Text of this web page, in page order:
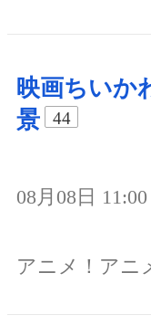
映画ちいか
景
44
08月08日 11:00
アニメ！アニ